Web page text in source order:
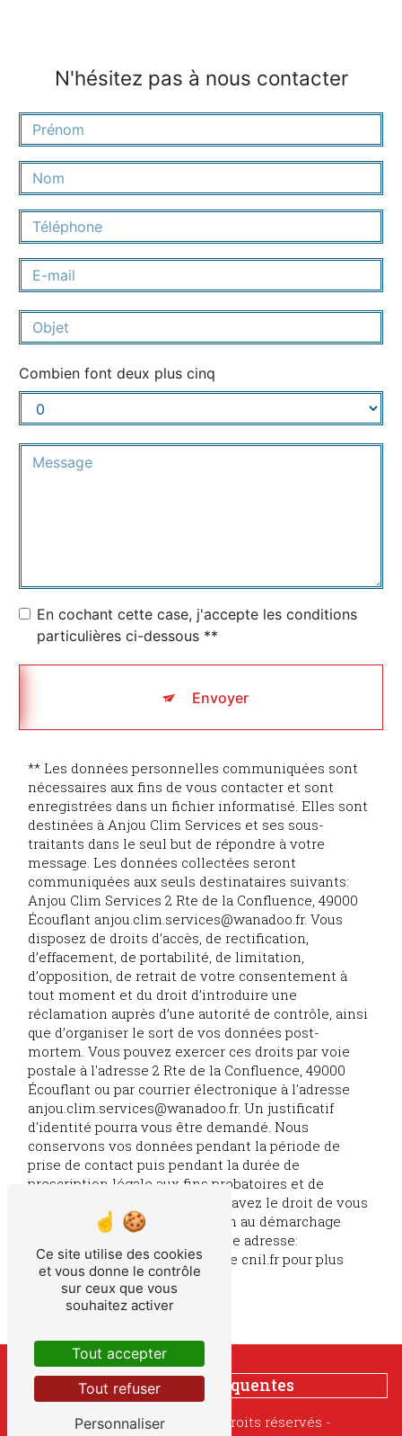
N'hésitez pas à nous contacter
Combien font deux plus cinq
En cochant cette case, j'accepte les conditions
particulières ci-dessous **
Envoyer
** Les données personnelles communiquées sont
nécessaires aux fins de vous contacter et sont
enregistrées dans un fichier informatisé. Elles sont
destinées à Anjou Clim Services et ses sous-
traitants dans le seul but de répondre à votre
message. Les données collectées seront
communiquées aux seuls destinataires suivants:
Anjou Clim Services 2 Rte de la Confluence, 49000
Écouflant anjou.clim.services@wanadoo.fr. Vous
disposez de droits d’accès, de rectification,
d’effacement, de portabilité, de limitation,
d’opposition, de retrait de votre consentement à
tout moment et du droit d’introduire une
réclamation auprès d’une autorité de contrôle, ainsi
que d’organiser le sort de vos données post-
mortem. Vous pouvez exercer ces droits par voie
postale à l'adresse 2 Rte de la Confluence, 49000
Écouflant ou par courrier électronique à l'adresse
anjou.clim.services@wanadoo.fr. Un justificatif
d'identité pourra vous être demandé. Nous
conservons vos données pendant la période de
prise de contact puis pendant la durée de
prescription légale aux fins probatoires et de
gestion des contentieux. Vous avez le droit de vous
inscrire sur la liste d'opposition au démarchage
téléphonique, disponible à cette adresse:
Bloctel.gouv.fr. Consultez le site cnil.fr pour plus
d’informations sur vos droits.
Recherches fréquentes
©Vistalid- 2026 - Tous droits réservés -
Ce site utilise des cookies
et vous donne le contrôle
sur ceux que vous
souhaitez activer
Tout accepter
Tout refuser
Personnaliser